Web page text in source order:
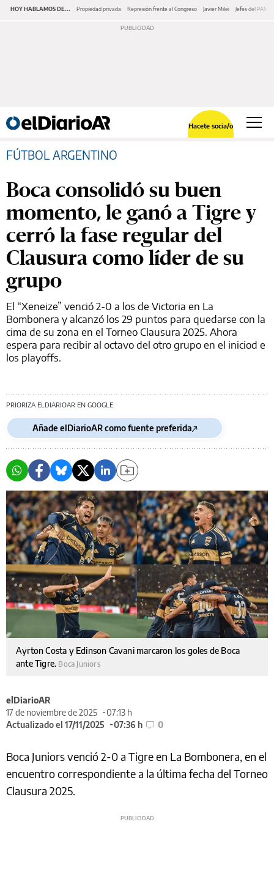
HOY HABLAMOS DE... Propiedad privada Represión frente al Congreso Javier Milei Jefes del PAMI
Hacete socia/o
FÚTBOL ARGENTINO
Boca consolidó su buen
momento, le ganó a Tigre y
cerró la fase regular del
Clausura como líder de su
grupo
El “Xeneize” venció 2-0 a los de Victoria en La
Bombonera y alcanzó los 29 puntos para quedarse con la
cima de su zona en el Torneo Clausura 2025. Ahora
espera para recibir al octavo del otro grupo en el iniciod e
los playoffs.
PRIORIZA ELDIARIOAR EN GOOGLE
Añade elDiarioAR como fuente preferida
Ayrton Costa y Edinson Cavani marcaron los goles de Boca
ante Tigre. Boca Juniors
elDiarioAR
17 de noviembre de 2025
07:13 h
Actualizado el 17/11/2025
07:36 h 0
Boca Juniors venció 2-0 a Tigre en La Bombonera, en el
encuentro correspondiente a la última fecha del Torneo
Clausura 2025.